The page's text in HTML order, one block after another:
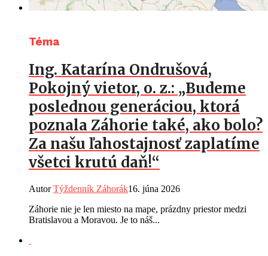
Téma
Ing. Katarína Ondrušová,
Pokojný vietor, o. z.: „Budeme
poslednou generáciou, ktorá
poznala Záhorie také, ako bolo?
Za našu ľahostajnosť zaplatíme
všetci krutú daň!“
AutorTýždenník Záhorák16. júna 2026
Záhorie nie je len miesto na mape, prázdny priestor medzi
Bratislavou a Moravou. Je to náš...